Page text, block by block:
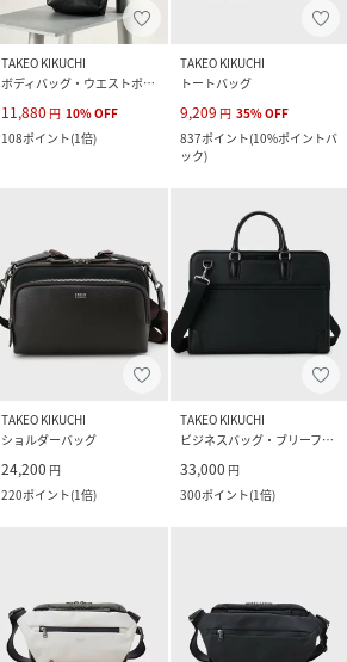
TAKEO KIKUCHI
ボディバッグ・ウエストポーチ
11,880 円 10%OFF
108ポイント(1倍)
TAKEO KIKUCHI
トートバッグ
9,209 円 35%OFF
837ポイント(10%ポイントバ
ック)
TAKEO KIKUCHI
ショルダーバッグ
24,200 円
220ポイント(1倍)
TAKEO KIKUCHI
ビジネスバッグ・ブリーフケース
33,000 円
300ポイント(1倍)